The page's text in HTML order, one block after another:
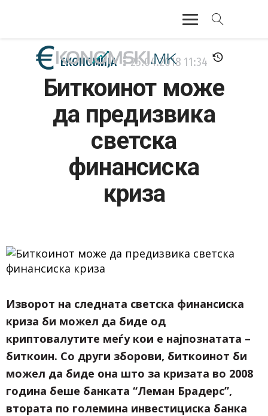
АКТУЕЛНО
ЕКОНОМИЈА
ФИНАНСИИ
БАНКАРСТВО
ЖИВОТ
ЕКОНОМИЈА 25.04.2018 11:34
Биткоинот може
да предизвика
светска
финансиска
криза
Изворот на следната светска финансиска
криза би можел да биде од
криптовалутите меѓу кои е најпознатата –
биткоин. Со други зборови, биткоинот би
можел да биде она што за кризата во 2008
година беше банката “Леман Брадерс”,
втората по големина инвестициска банка